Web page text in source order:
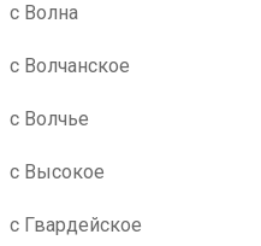
с Волна
с Волчанское
с Волчье
с Высокое
с Гвардейское